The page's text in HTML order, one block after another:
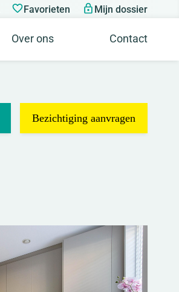
Favorieten Mijn dossier
Over ons Contact
Bezichtiging aanvragen